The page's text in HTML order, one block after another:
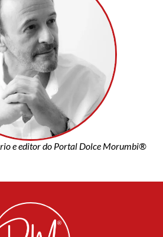
e editor do Portal Dolce Morumbi®